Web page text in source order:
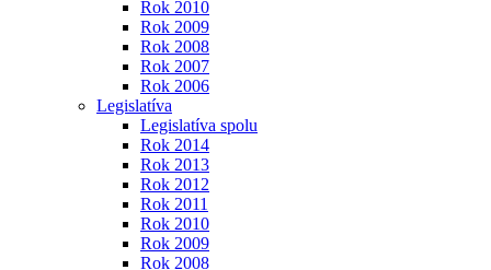
Rok 2010
Rok 2009
Rok 2008
Rok 2007
Rok 2006
Legislatíva
Legislatíva spolu
Rok 2014
Rok 2013
Rok 2012
Rok 2011
Rok 2010
Rok 2009
Rok 2008